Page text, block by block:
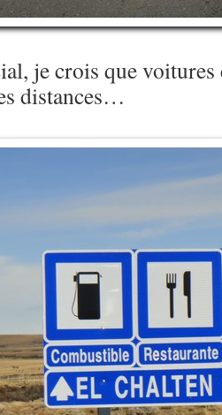
je crois que voitures
distances…